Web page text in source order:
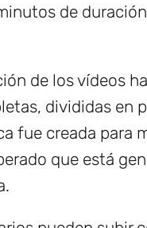
de
de los vídeos
divididas en
fue creada para
que está